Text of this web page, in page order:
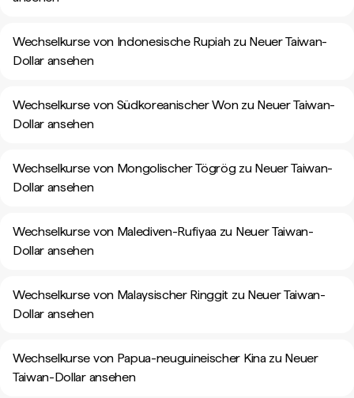
Wechselkurse von Indonesische Rupiah zu Neuer Taiwan-
Dollar ansehen
Wechselkurse von Südkoreanischer Won zu Neuer Taiwan-
Dollar ansehen
Wechselkurse von Mongolischer Tögrög zu Neuer Taiwan-
Dollar ansehen
Wechselkurse von Malediven-Rufiyaa zu Neuer Taiwan-
Dollar ansehen
Wechselkurse von Malaysischer Ringgit zu Neuer Taiwan-
Dollar ansehen
Wechselkurse von Papua-neuguineischer Kina zu Neuer
Taiwan-Dollar ansehen